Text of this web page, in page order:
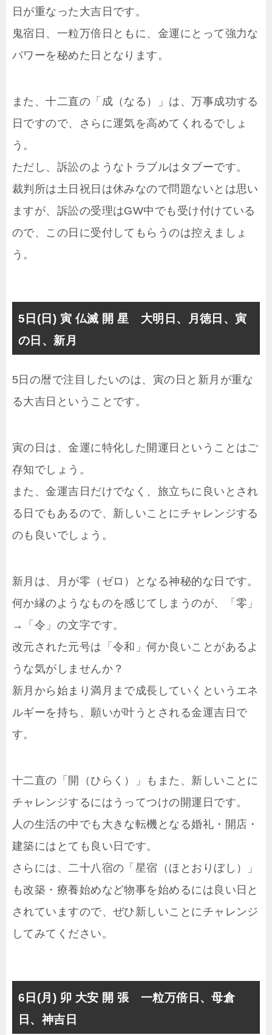
日が重なった大吉日です。
鬼宿日、一粒万倍日ともに、金運にとって強力な
パワーを秘めた日となります。
また、十二直の「成（なる）」は、万事成功する
日ですので、さらに運気を高めてくれるでしょ
う。
ただし、訴訟のようなトラブルはタブーです。
裁判所は土日祝日は休みなので問題ないとは思い
ますが、訴訟の受理はGW中でも受け付けている
ので、この日に受付してもらうのは控えましょ
う。
5日(日) 寅 仏滅 開 星 大明日、月徳日、寅
の日、新月
5日の暦で注目したいのは、寅の日と新月が重な
る大吉日ということです。
寅の日は、金運に特化した開運日ということはご
存知でしょう。
また、金運吉日だけでなく、旅立ちに良いとされ
る日でもあるので、新しいことにチャレンジする
のも良いでしょう。
新月は、月が零（ゼロ）となる神秘的な日です。
何か縁のようなものを感じてしまうのが、「零」
→「令」の文字です。
改元された元号は「令和」何か良いことがあるよ
うな気がしませんか？
新月から始まり満月まで成長していくというエネ
ルギーを持ち、願いが叶うとされる金運吉日で
す。
十二直の「開（ひらく）」もまた、新しいことに
チャレンジするにはうってつけの開運日です。
人の生活の中でも大きな転機となる婚礼・開店・
建築にはとても良い日です。
さらには、二十八宿の「星宿（ほとおりぼし）」
も改築・療養始めなど物事を始めるには良い日と
されていますので、ぜひ新しいことにチャレンジ
してみてください。
6日(月) 卯 大安 開 張 一粒万倍日、母倉
日、神吉日